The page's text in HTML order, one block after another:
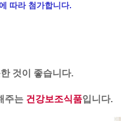
따라 첨가합니다.
것이 좋습니다.
주는 건강보조식품입니다.